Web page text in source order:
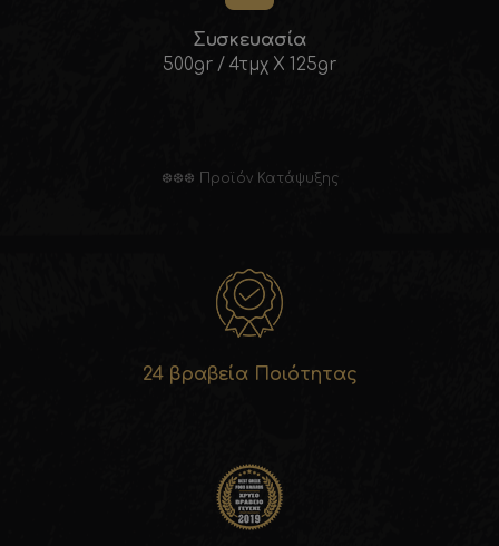
Συσκευασία
500gr / 4τμχ X 125gr
❆❆❆ Προϊόν Κατάψυξης
24 βραβεία Ποιότητας